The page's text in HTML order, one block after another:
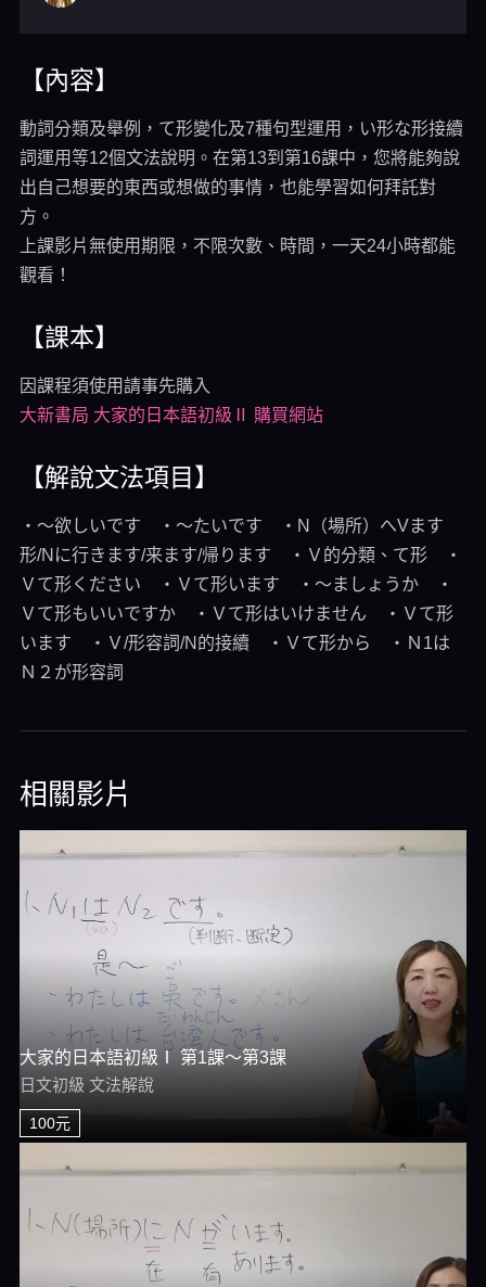
【內容】
動詞分類及舉例，て形變化及7種句型運用，い形な形接續
詞運用等12個文法說明。在第13到第16課中，您將能夠說
出自己想要的東西或想做的事情，也能學習如何拜託對
方。
上課影片無使用期限，不限次數、時間，一天24小時都能
觀看！
【課本】
因課程須使用請事先購入
大新書局 大家的日本語初級Ⅱ 購買網站
【解說文法項目】
・～欲しいです ・～たいです ・N（場所）へVます
形/Nに行きます/来ます/帰ります ・Ｖ的分類、て形 ・
Ｖて形ください ・Ｖて形います ・～ましょうか ・
Ｖて形もいいですか ・Ｖて形はいけません ・Ｖて形
います ・Ｖ/形容詞/N的接續 ・Ｖて形から ・Ｎ1は
Ｎ２が形容詞
相關影片
大家的日本語初級Ⅰ 第1課～第3課
日文初級 文法解說
100元